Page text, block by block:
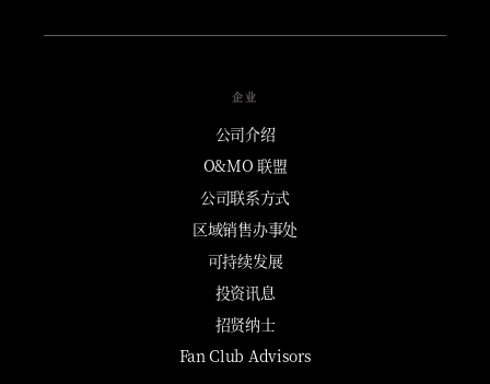
企业
公司介绍
O&MO 联盟
公司联系方式
区域销售办事处
可持续发展
投资讯息
招贤纳士
Fan Club Advisors